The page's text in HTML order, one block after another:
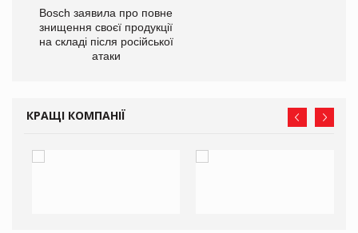
Bosch заявила про повне
знищення своєї продукції
на складі після російської
атаки
КРАЩІ КОМПАНІЇ